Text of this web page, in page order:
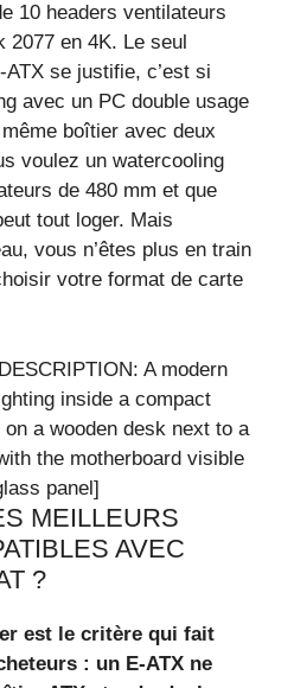
10 headers ventilateurs
2077 en 4K. Le seul
se justifie, c’est si
avec un PC double usage
boîtier avec deux
voulez un watercooling
de 480 mm et que
tout loger. Mais
vous n’êtes plus en train
votre format de carte
A modern
inside a compact
a wooden desk next to a
the motherboard visible
panel]
MEILLEURS
AVEC
?
est le critère qui fait
: un E‑ATX ne